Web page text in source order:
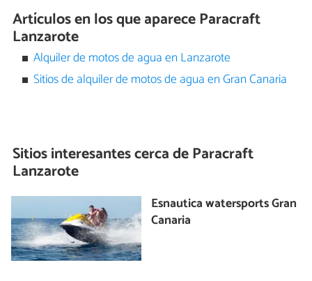
Artículos en los que aparece Paracraft
Lanzarote
Alquiler de motos de agua en Lanzarote
Sitios de alquiler de motos de agua en Gran Canaria
Sitios interesantes cerca deParacraft
Lanzarote
Esnautica watersports Gran
Canaria